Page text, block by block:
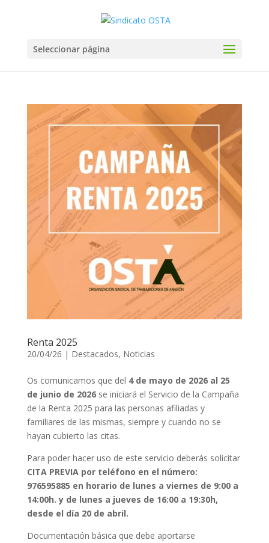
Seleccionar página
Renta 2025
20/04/26 | Destacados, Noticias
Os comunicamos que del 4 de mayo de 2026 al 25
de junio de 2026se iniciará el Servicio de la Campaña
de la Renta 2025 para las personas afiliadas y
familiares de las mismas, siempre y cuando no se
hayan cubierto las citas.
Para poder hacer uso de este servicio deberás solicitar
CITA PREVIA por teléfono en el número:
976595885 en horario de lunes a viernes de 9:00 a
14:00h. y de lunes a jueves de 16:00 a 19:30h,
desde el día 20 de abril.
Documentación básica que debe aportarse